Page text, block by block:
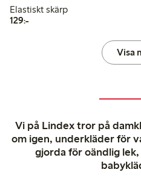
Elastiskt skärp
129:-129,00 kr
Visa
Vi på Lindex tror på
om igen, underkläder för
gjorda för oändlig